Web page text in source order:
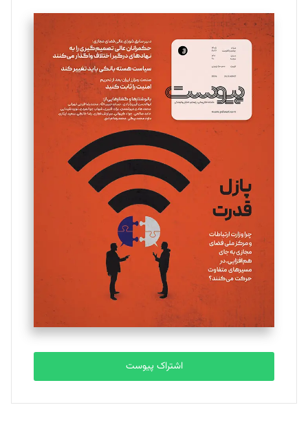
تحریریه
سروش کرمیان
تحریریه
مینا پاکدل
یسنا امان‌پور
تحریریه
ملینا جعفری
تحریریه
مصطفی مسجدی آرانی
تحریریه
بابک نقاش
تحریریه
اشتراک پیوست